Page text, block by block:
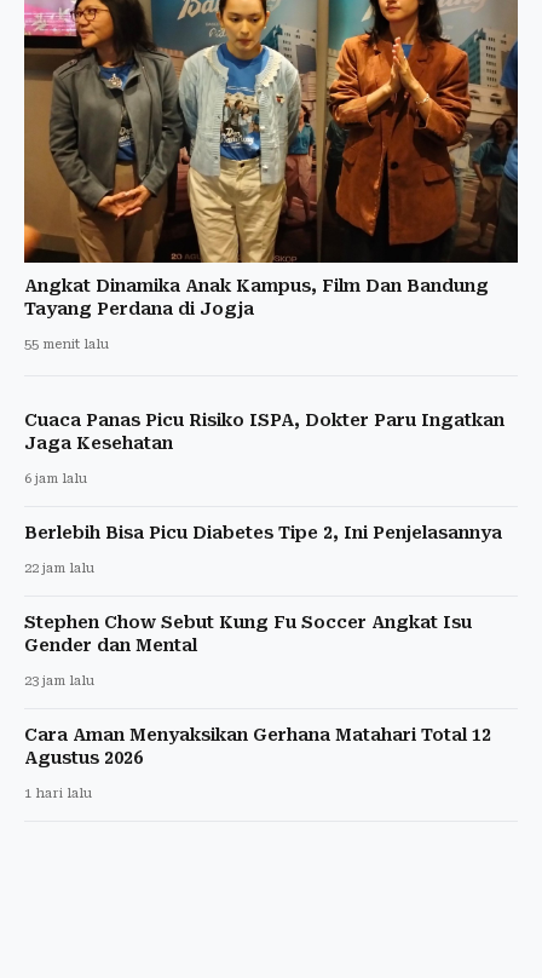
Angkat Dinamika Anak Kampus, Film Dan Bandung
Tayang Perdana di Jogja
55 menit lalu
Cuaca Panas Picu Risiko ISPA, Dokter Paru Ingatkan
Jaga Kesehatan
6 jam lalu
Berlebih Bisa Picu Diabetes Tipe 2, Ini Penjelasannya
22 jam lalu
Stephen Chow Sebut Kung Fu Soccer Angkat Isu
Gender dan Mental
23 jam lalu
Cara Aman Menyaksikan Gerhana Matahari Total 12
Agustus 2026
1 hari lalu